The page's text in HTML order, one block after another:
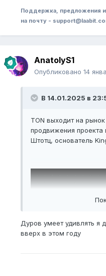
Поддержка, предложения
на почту -
AnatolyS1
Опубликовано 14
В 14.01.2025 в
TON выходит на
продвижения
Штотц, основатель
Дуров умеет удивлять я
вверх в этом году